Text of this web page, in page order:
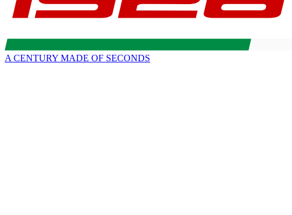
A CENTURY MADE OF SECONDS